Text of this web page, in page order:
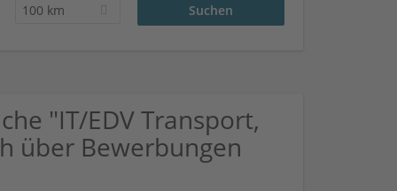
100 km
"IT/EDV Transport,
über Bewerbungen